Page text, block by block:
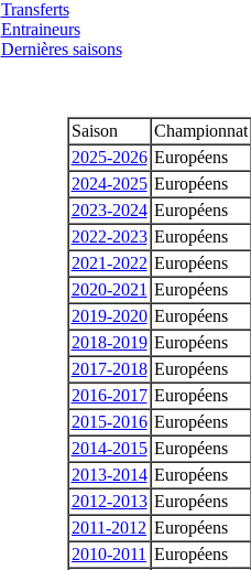
Transferts
Entraineurs
Dernières saisons
Saison
Championnat
2025-2026 Européens
2024-2025 Européens
2023-2024 Européens
2022-2023 Européens
2021-2022 Européens
2020-2021 Européens
2019-2020 Européens
2018-2019 Européens
2017-2018 Européens
2016-2017 Européens
2015-2016 Européens
2014-2015 Européens
2013-2014 Européens
2012-2013 Européens
2011-2012 Européens
2010-2011 Européens